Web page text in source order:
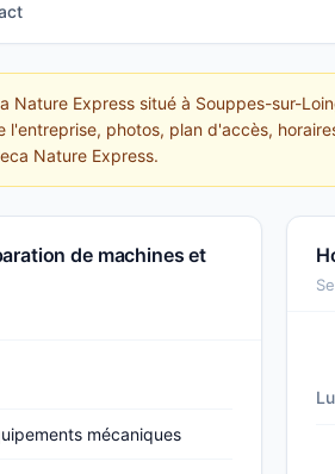
Nature Express situé à Souppes-sur-
l'entreprise, photos, plan d'accès,
Nature Express.
de machines et
mécaniques